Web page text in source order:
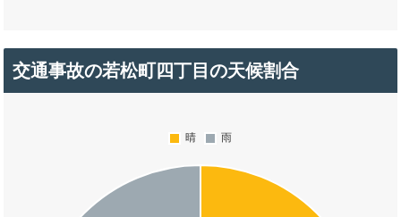
交通事故の若松町四丁目の天候割合